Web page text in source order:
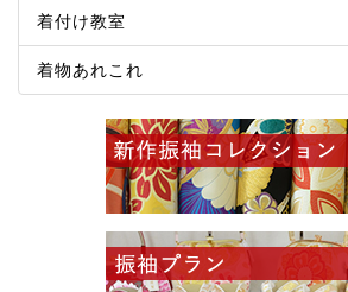
着付け教室
着物あれこれ